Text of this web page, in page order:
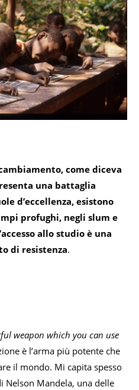
come diceva
una battaglia
d’eccellenza, esistono
profughi, negli slum e
allo studio è una
di resistenza.
weapon which you can use
è l’arma più potente che
il mondo. Mi capita spesso
Nelson Mandela, una delle